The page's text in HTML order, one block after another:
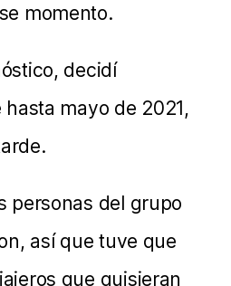
momento.
decidí
mayo de 2021,
personas del grupo
así que tuve que
que quisieran